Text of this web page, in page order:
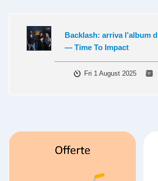
Backlash: arriva l’album
— Time To Impact
Fri 1 August 2025